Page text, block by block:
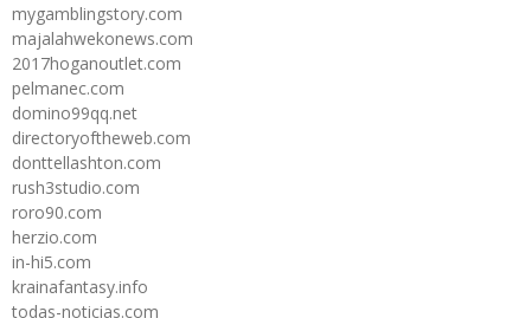
mygamblingstory.com
majalahwekonews.com
2017hoganoutlet.com
pelmanec.com
domino99qq.net
directoryoftheweb.com
donttellashton.com
rush3studio.com
roro90.com
herzio.com
in-hi5.com
krainafantasy.info
todas-noticias.com